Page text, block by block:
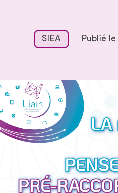
SIEA Publié le